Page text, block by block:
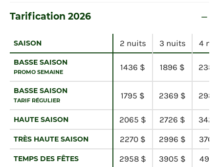
Tarification 2026
SAISON 2 nuits 3 nuits 4
BASSE SAISON
PROMO SEMAINE 1436 $ 1896 $
BASSE SAISON
TARIF RÉGULIER 1795 $ 2369 $
HAUTE SAISON 2065 $ 2726 $
TRÈS HAUTE SAISON 2270 $ 2996 $
TEMPS DES FÊTES 2958 $ 3905 $